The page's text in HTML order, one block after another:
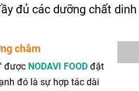
đủ các dưỡng chất
châm
được NODAVI FOOD đặt
đó là sự hợp tác dài